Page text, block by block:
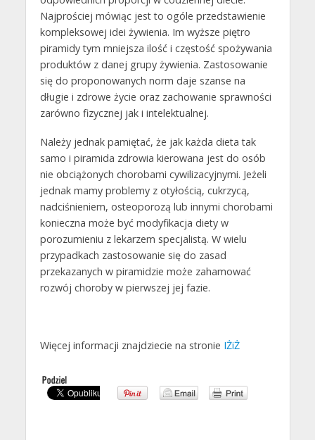
Najprościej mówiąc jest to ogóle przedstawienie
kompleksowej idei żywienia. Im wyższe piętro
piramidy tym mniejsza ilość i częstość spożywania
produktów z danej grupy żywienia. Zastosowanie
się do proponowanych norm daje szanse na
długie i zdrowe życie oraz zachowanie sprawności
zarówno fizycznej jak i intelektualnej.
Należy jednak pamiętać, że jak każda dieta tak
samo i piramida zdrowia kierowana jest do osób
nie obciążonych chorobami cywilizacyjnymi. Jeżeli
jednak mamy problemy z otyłością, cukrzycą,
nadciśnieniem, osteoporozą lub innymi chorobami
konieczna może być modyfikacja diety w
porozumieniu z lekarzem specjalistą. W wielu
przypadkach zastosowanie się do zasad
przekazanych w piramidzie może zahamować
rozwój choroby w pierwszej jej fazie.
Więcej informacji znajdziecie na stronie IŻiŻ